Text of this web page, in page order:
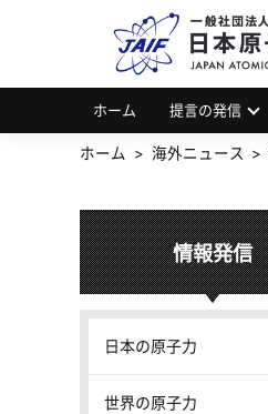
ホーム 提言の発信
ホーム 海外ニュース
情報発信
日本の原子力
世界の原子力